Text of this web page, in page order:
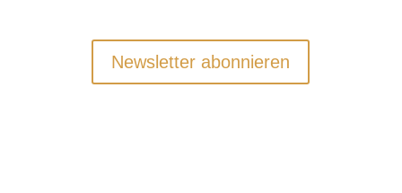
Newsletter abonnieren